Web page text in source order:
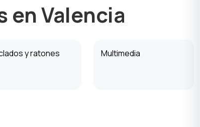
Valencia
y ratones Multimedia